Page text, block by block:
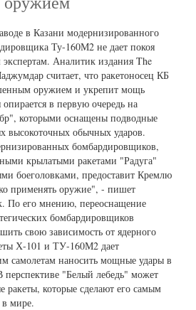
в Казани модернизированного
Ту-160М2 не дает покоя
Аналитик издания The
считает, что ракетоносец КБ
оружием и укрепит мощь
в первую очередь на
которыми оснащены подводные
высокоточных обычных ударов.
бомбардировщиков,
крылатыми ракетами "Радуга"
боеголовками, предоставит Кремлю
применять оружие", - пишет
По его мнению, переоснащение
бомбардировщиков
свою зависимость от ядерного
Х-101 и ТУ-160М2 дает
самолетам наносить мощные удары в
"Белый лебедь" может
ракеты, которые сделают его самым
мире.